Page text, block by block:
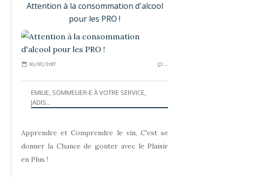
Attention à la consommation d'alcool
pour les PRO !
10/07/2017 …
EMILIE, SOMMELIER-E À VOTRE SERVICE,
JADIS...
Apprendre et Comprendre le vin, C'est se
donner la Chance de gouter avec le Plaisir
en Plus !